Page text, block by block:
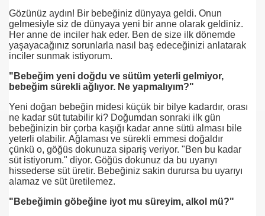
Gözünüz aydın! Bir bebeğiniz dünyaya geldi. Onun
gelmesiyle siz de dünyaya yeni bir anne olarak geldiniz.
Her anne de inciler hak eder. Ben de size ilk dönemde
yaşayacağınız sorunlarla nasıl baş edeceğinizi anlatarak
inciler sunmak istiyorum.
"Bebeğim yeni doğdu ve sütüm yeterli gelmiyor,
bebeğim sürekli ağlıyor. Ne yapmalıyım?"
Yeni doğan bebeğin midesi küçük bir bilye kadardır, orası
ne kadar süt tutabilir ki? Doğumdan sonraki ilk gün
bebeğinizin bir çorba kaşığı kadar anne sütü alması bile
yeterli olabilir. Ağlaması ve sürekli emmesi doğaldır
çünkü o, göğüs dokunuza sipariş veriyor. "Ben bu kadar
süt istiyorum." diyor. Göğüs dokunuz da bu uyarıyı
hissederse süt üretir. Bebeğiniz sakin durursa bu uyarıyı
alamaz ve süt üretilemez.
"Bebeğimin göbeğine iyot mu süreyim, alkol mü?"
AS-DER.
TARİHİ MÜZESİ